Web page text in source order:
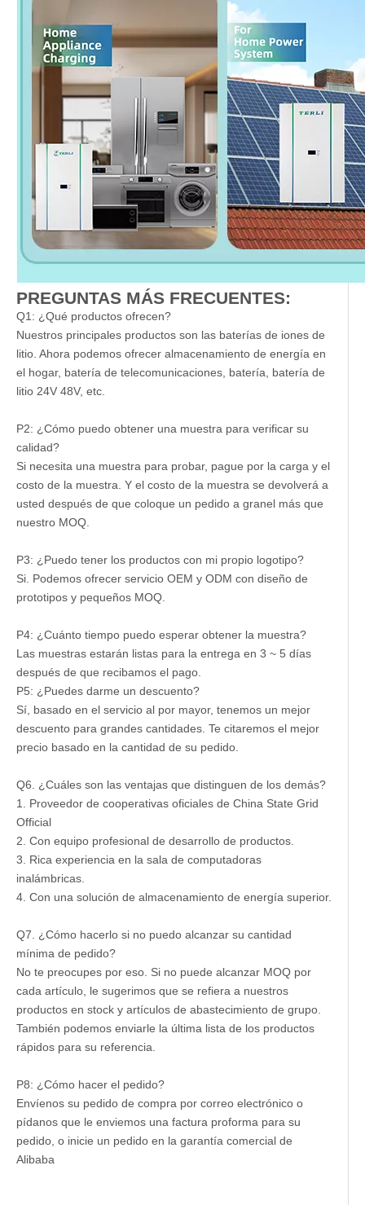
PREGUNTAS MÁS FRECUENTES:
Q1: ¿Qué productos ofrecen?
Nuestros principales productos son las baterías de iones de
litio. Ahora podemos ofrecer almacenamiento de energía en
el hogar, batería de telecomunicaciones, batería, batería de
litio 24V 48V, etc.
P2: ¿Cómo puedo obtener una muestra para verificar su
calidad?
Si necesita una muestra para probar, pague por la carga y el
costo de la muestra. Y el costo de la muestra se devolverá a
usted después de que coloque un pedido a granel más que
nuestro MOQ.
P3: ¿Puedo tener los productos con mi propio logotipo?
Si. Podemos ofrecer servicio OEM y ODM con diseño de
prototipos y pequeños MOQ.
P4: ¿Cuánto tiempo puedo esperar obtener la muestra?
Las muestras estarán listas para la entrega en 3 ~ 5 días
después de que recibamos el pago.
P5: ¿Puedes darme un descuento?
Sí, basado en el servicio al por mayor, tenemos un mejor
descuento para grandes cantidades. Te citaremos el mejor
precio basado en la cantidad de su pedido.
Q6. ¿Cuáles son las ventajas que distinguen de los demás?
1. Proveedor de cooperativas oficiales de China State Grid
Official
2. Con equipo profesional de desarrollo de productos.
3. Rica experiencia en la sala de computadoras
inalámbricas.
4. Con una solución de almacenamiento de energía superior.
Q7. ¿Cómo hacerlo si no puedo alcanzar su cantidad
mínima de pedido?
No te preocupes por eso. Si no puede alcanzar MOQ por
cada artículo, le sugerimos que se refiera a nuestros
productos en stock y artículos de abastecimiento de grupo.
También podemos enviarle la última lista de los productos
rápidos para su referencia.
P8: ¿Cómo hacer el pedido?
Envíenos su pedido de compra por correo electrónico o
pídanos que le enviemos una factura proforma para su
pedido, o inicie un pedido en la garantía comercial de
Alibaba